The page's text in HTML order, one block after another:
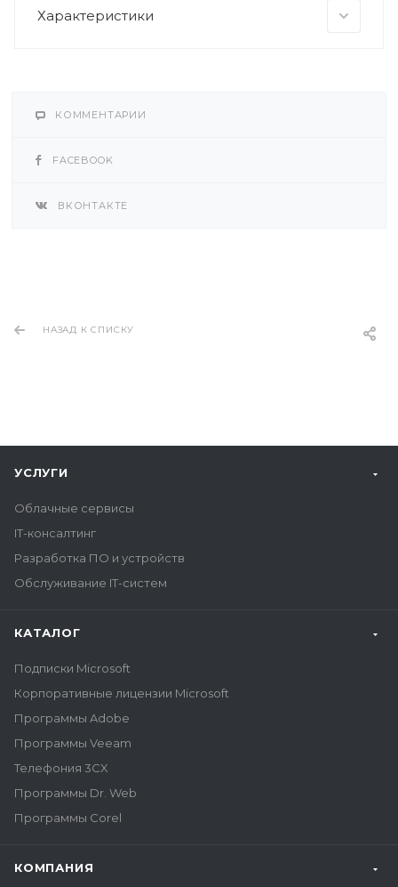
Характеристики
КОММЕНТАРИИ
FACEBOOK
ВКОНТАКТЕ
НАЗАД К СПИСКУ
УСЛУГИ
Облачные сервисы
IT-консалтинг
Разработка ПО и устройств
Обслуживание IT-систем
КАТАЛОГ
Подписки Microsoft
Корпоративные лицензии Microsoft
Программы Adobe
Программы Veeam
Телефония 3CX
Программы Dr. Web
Программы Corel
КОМПАНИЯ